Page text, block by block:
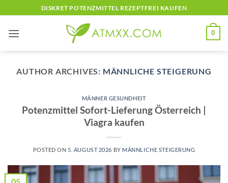
to
content
DISKRET POTENZMITTEL REZEPTFREI KAUFEN
0
AUTHOR ARCHIVES: MÄNNLICHE STEIGERUNG
MÄNNER GESUNDHEIT
Potenzmittel Sofort-Lieferung Österreich |
Viagra kaufen
POSTED ON 5. AUGUST 2026 BY MÄNNLICHE STEIGERUNG